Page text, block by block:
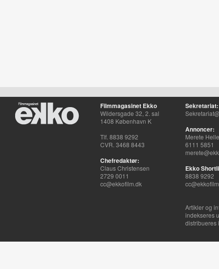
Filmmagasinet Ekko
Wildersgade 32, 2. sal
1408 København K
Tlf. 8838 9292
CVR. 3468 8443
Chefredaktør:
Claus Christensen
2729 0011
cc@ekkofilm.dk
Sekretariat:
Annoncer:
Merete
6111 5851
Ekko
8838 9292
Artikler og
indekseres
distribueres